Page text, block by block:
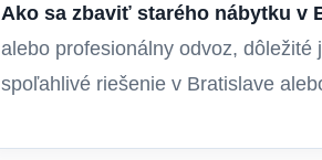
Ako sa zbaviť starého nábytku v
alebo profesionálny odvoz,
spoľahlivé riešenie v Bratislave